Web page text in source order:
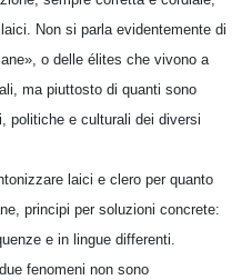
Non si parla evidentemente di
o delle élites che vivono a
ma piuttosto di quanti sono
politiche e culturali dei diversi
laici e clero per quanto
principi per soluzioni concrete:
e in lingue differenti.
fenomeni non sono